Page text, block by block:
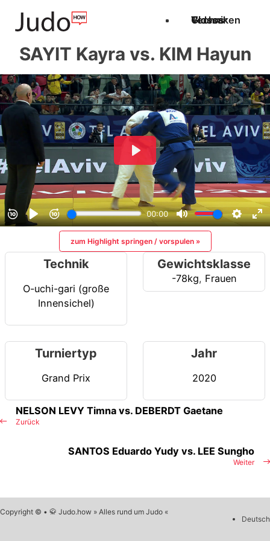
Techniken
Videos
Glossar
SAYIT Kayra vs. KIM Hayun
zum Highlight springen / vorspulen »
Technik
O-uchi-gari (große
Innensichel)
Gewichtsklasse
-78kg, Frauen
Turniertyp
Grand Prix
Jahr
2020
Zurück
NELSON LEVY Timna vs. DEBERDT Gaetane
Weiter
SANTOS Eduardo Yudy vs. LEE Sungho
Copyright © • 🥋 Judo.how » Alles rund um Judo «
Deutsch